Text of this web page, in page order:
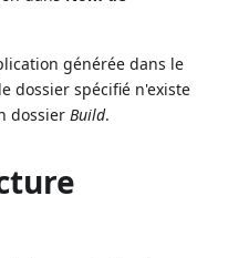
générée dans le
dossier spécifié n'existe
dossierBuild.